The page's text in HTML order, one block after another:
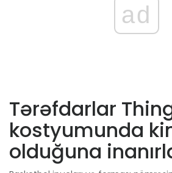
ad
Tərəfdarlar
kostyumunda
olduğuna